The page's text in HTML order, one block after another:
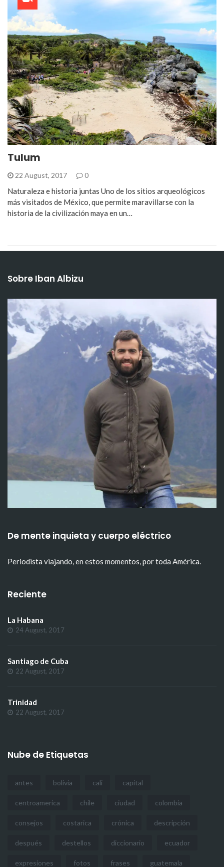
Tulum
22 August, 2017 0
Naturaleza e historia juntas Uno de los sitios arqueológicos
más visitados de México, que permite maravillarse con la
historia de la civilización maya en un…
Sobre Iban Albizu
De mente inquieta y cuerpo eléctrico
Periodista viajando, en estos momentos, por toda América.
Reciente
La Habana
24 August, 2017
Santiago de Cuba
22 August, 2017
Trinidad
22 August, 2017
Nube de Etiquetas
antes bolivia cali capital
centroamerica chile ciudad colombia
consejos costarica crónica descripción
después destellos diccionario ecuador
expresiones fotos frases guatemala